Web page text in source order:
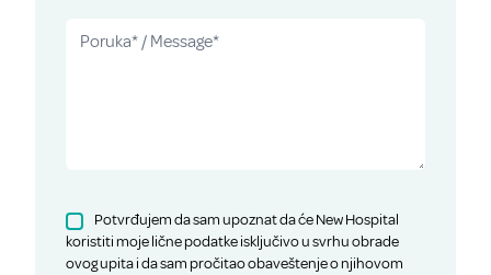
Potvrđujem da sam upoznat da će New Hospital
koristiti moje lične podatke isključivo u svrhu obrade
ovog upita i da sam pročitao obaveštenje o njihovom